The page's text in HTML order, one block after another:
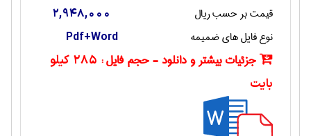
قیمت بر حسب ریال 2,948,000
نوع فایل های ضمیمه Pdf+Word
جزئیات بیشتر و دانلود - حجم فایل :
285 کیلو
بایت